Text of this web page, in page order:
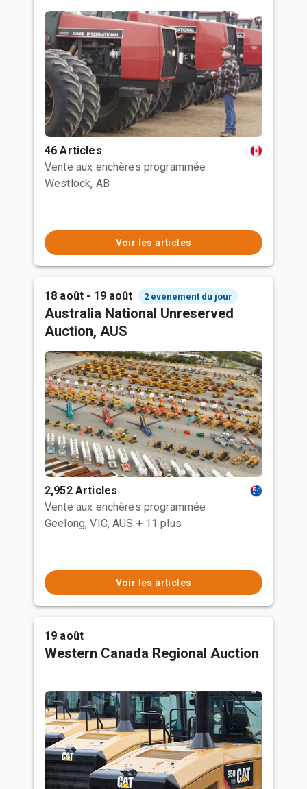
46 Articles
Vente aux enchères programmée
Westlock, AB
Voir les articles
18 août - 19 août 2 événement du jour
Australia National Unreserved
Auction, AUS
2,952 Articles
Vente aux enchères programmée
Geelong, VIC, AUS + 11 plus
Voir les articles
19 août
Western Canada Regional Auction